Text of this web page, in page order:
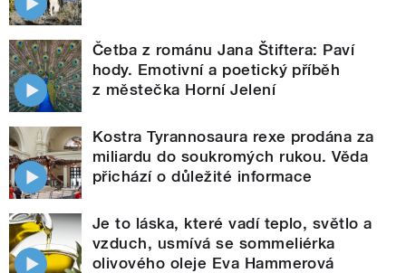
Četba z románu Jana Štiftera: Paví
hody. Emotivní a poetický příběh
z městečka Horní Jelení
Kostra Tyrannosaura rexe prodána za
miliardu do soukromých rukou. Věda
přichází o důležité informace
Je to láska, které vadí teplo, světlo a
vzduch, usmívá se sommeliérka
olivového oleje Eva Hammerová